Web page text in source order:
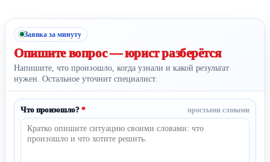
Заявка за минуту
Опишите вопрос —юрист разберётся
Напишите, что произошло, когда узнали и какой результат
нужен. Остальное уточнит специалист.
Что произошло? * простыми словами